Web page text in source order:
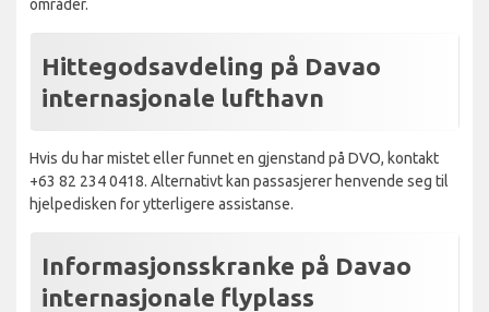
områder.
Hittegodsavdeling på Davao
internasjonale lufthavn
Hvis du har mistet eller funnet en gjenstand på DVO, kontakt
+63 82 234 0418. Alternativt kan passasjerer henvende seg til
hjelpedisken for ytterligere assistanse.
Informasjonsskranke på Davao
internasjonale flyplass